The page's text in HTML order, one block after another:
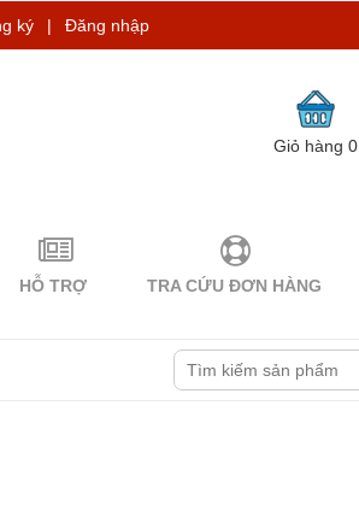
ký | Đăng nhập
Giỏ hàng0
HỖ TRỢ TRA CỨU ĐƠN HÀNG